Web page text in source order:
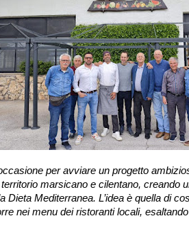
per avviare un progetto
marsicano e cilentano, creando
Dieta Mediterranea. L’idea è quella di
nei menu dei ristoranti locali,